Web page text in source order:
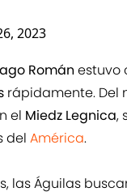
2023
Román estuvo
rápidamente. Del
el Miedz Legnica,
del América.
las Águilas